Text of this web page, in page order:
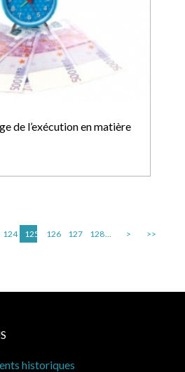
de l’exécution en matière
124 125 126 127 128... > >>
de plage : le juge admet des